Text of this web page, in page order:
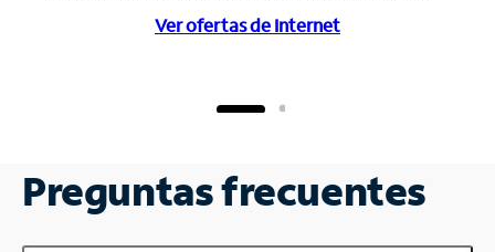
Ver ofertas de Internet
Preguntas frecuentes